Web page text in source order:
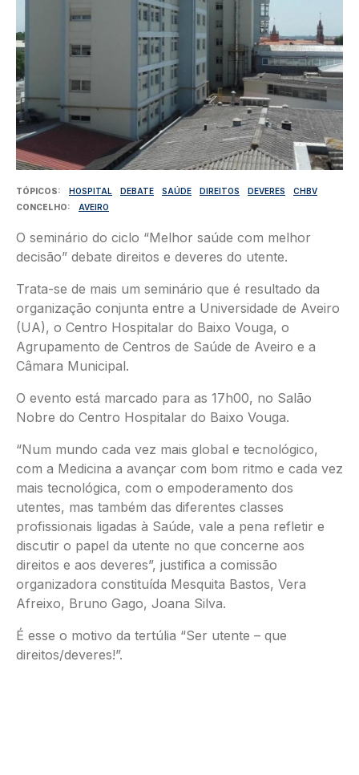
TÓPICOS HOSPITAL DEBATE SAÚDE DIREITOS DEVERES
CHBV
CONCELHO
AVEIRO
O seminário do ciclo “Melhor saúde com melhor
decisão” debate direitos e deveres do utente.
Trata-se de mais um seminário que é resultado da
organização conjunta entre a Universidade de Aveiro
(UA), o Centro Hospitalar do Baixo Vouga, o
Agrupamento de Centros de Saúde de Aveiro e a
Câmara Municipal.
O evento está marcado para as 17h00, no Salão
Nobre do Centro Hospitalar do Baixo Vouga.
“Num mundo cada vez mais global e tecnológico,
com a Medicina a avançar com bom ritmo e cada vez
mais tecnológica, com o empoderamento dos
utentes, mas também das diferentes classes
profissionais ligadas à Saúde, vale a pena refletir e
discutir o papel da utente no que concerne aos
direitos e aos deveres”, justifica a comissão
organizadora constituída Mesquita Bastos, Vera
Afreixo, Bruno Gago, Joana Silva.
É esse o motivo da tertúlia “Ser utente – que
direitos/deveres!”.